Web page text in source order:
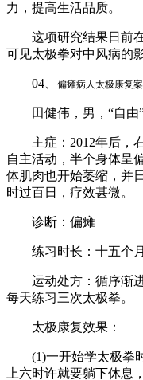
力，提高生活品质。
这项研究结果日前在
可见太极拳对中风病的
04、 偏瘫病人太极康复
田健伟，男，“自由
主症：2012年后，右
自主活动，半个身体呈
体肌肉也开始萎缩，并
时过百日，疗效甚微。
诊断：偏瘫
练习时长：十五个
运动处方：循序渐进
每天练习三次太极拳。
太极康复效果：
(1)一开始学太极拳时
上六时许就要躺下休息